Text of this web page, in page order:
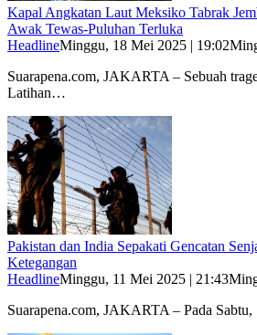
Kapal Angkatan Laut Meksiko Tabrak
Awak Tewas-Puluhan Terluka
HeadlineMinggu, 18 Mei 2025 | 19:02
Suarapena.com, JAKARTA – Sebuah
Latihan…
Pakistan dan India Sepakati Gencatan
Ketegangan
HeadlineMinggu, 11 Mei 2025 | 21:43
Suarapena.com, JAKARTA – Pada